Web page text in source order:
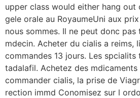
upper class would either hang out
gele orale au RoyaumeUni aux
nous sommes. Il ne peut donc
mdecin. Acheter du cialis a reims,
commandes 13 jours. Les
tadalafil. Achetez des mdicaments
commander cialis, la prise de
rection immd Conomisez sur l